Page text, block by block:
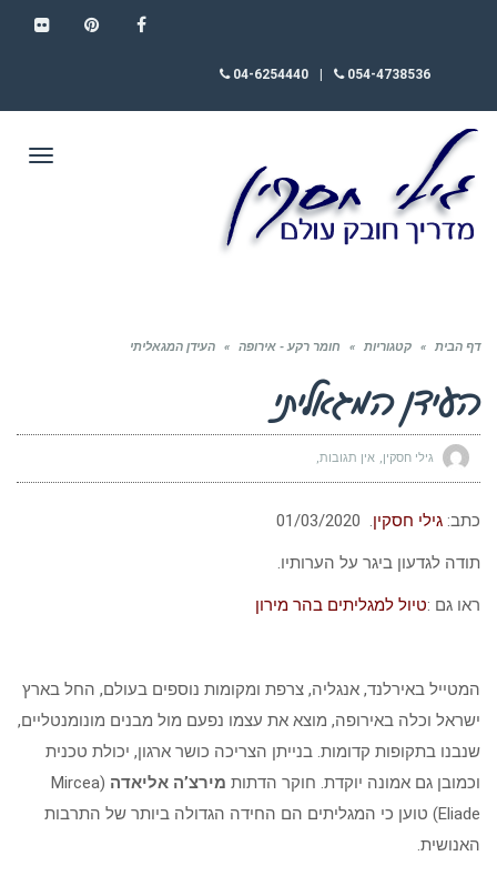
054-4738536
04-6254440
דף הבית » קטגוריות » חומר רקע - אירופה » העידן המגאליתי
העידן המגאליתי
גילי חסקין אין תגובות
כתב: גילי חסקין. 01/03/2020
תודה לגדעון ביגר על הערותיו.
ראו גם :טיול למגליתים בהר מירון
המטייל באירלנד, אנגליה, צרפת ומקומות נוספים בעולם, החל בארץ
ישראל וכלה באירופה, מוצא את עצמו נפעם מול מבנים מונומנטליים,
שנבנו בתקופות קדומות. בנייתן הצריכה כושר ארגון, יכולת טכנית
וכמובן גם אמונה יוקדת. חוקר הדתות מירצ’ה אליאדה (Mircea
Eliade) טוען כי המגליתים הם החידה הגדולה ביותר של התרבות
האנושית.